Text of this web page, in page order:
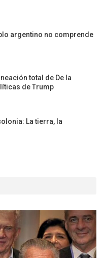
argentino no comprende
total de De la
de Trump
La tierra, la